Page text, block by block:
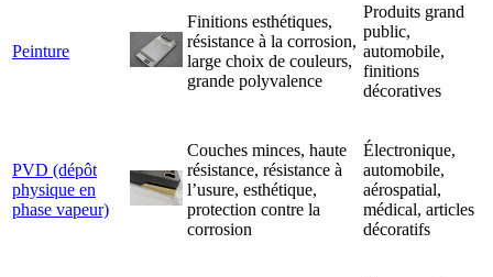
Peinture
Finitions esthétiques,
résistance à la corrosion,
large choix de couleurs,
grande polyvalence
Produits grand
public,
automobile,
finitions
décoratives
PVD (dépôt
physique en
phase vapeur)
Couches minces, haute
résistance, résistance à
l’usure, esthétique,
protection contre la
corrosion
Électronique,
automobile,
aérospatial,
médical, articles
décoratifs